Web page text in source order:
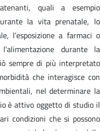
quali a esempio
la vita prenatale, lo
l’esposizione a farmaci o
durante la
sempre di più interpretato
che interagisce con
nel determinare la
è attivo oggetto di studio il
condizioni che si possono